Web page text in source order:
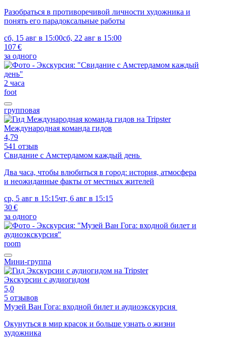
Разобраться в противоречивой личности художника и
понять его парадоксальные работы
сб, 15 авг в 15:00сб, 22 авг в 15:00
107 €
за одного
2 часа
foot
групповая
Международная команда гидов
4,79
541 отзыв
Свидание с Амстердамом каждый день
Два часа, чтобы влюбиться в город: история, атмосфера
и неожиданные факты от местных жителей
ср, 5 авг в 15:15чт, 6 авг в 15:15
30 €
за одного
room
Мини-группа
Экскурсии с аудиогидом
5,0
5 отзывов
Музей Ван Гога: входной билет и аудиоэкскурсия
Окунуться в мир красок и больше узнать о жизни
художника